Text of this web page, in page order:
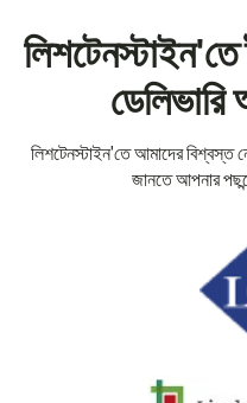
লিশটেনস্টাইন'তে
লিশটেনস্টাইন'তে আমাদের বিশ্বস্ত
জানতে আপনার